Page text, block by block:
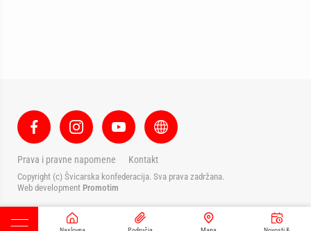
Prava i pravne napomene Kontakt
Copyright (c) Švicarska konfederacija. Sva prava zadržana.
Web development Promotim